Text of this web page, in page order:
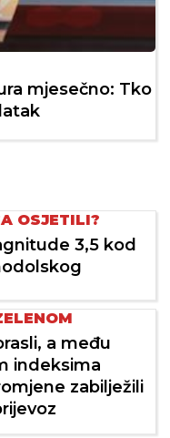
mjesečno: Tko
OSJETILI?
3,5 kod
a među
indeksima
zabilježili